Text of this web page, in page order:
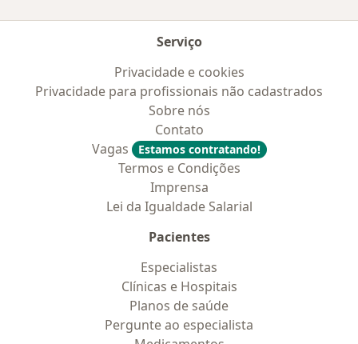
Serviço
Privacidade e cookies
Privacidade para profissionais não cadastrados
Sobre nós
Contato
Vagas
Estamos contratando!
Termos e Condições
Imprensa
Lei da Igualdade Salarial
Pacientes
Especialistas
Clínicas e Hospitais
Planos de saúde
Pergunte ao especialista